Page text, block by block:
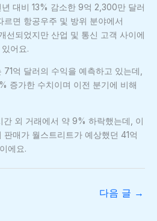
대비 13% 감소한 9억 2,300만 달러
르면 항공우주 및 방위 분야에서
선되었지만 산업 및 통신 고객 사이에
어요.
억 달러의 수익을 예측하고 있는데,
증가한 수치이며 이전 분기에 비해
간 외 거래에서 약 9% 하락했는데, 이
매가 월스트리트가 예상했던 41억
에요.
다음 글 →